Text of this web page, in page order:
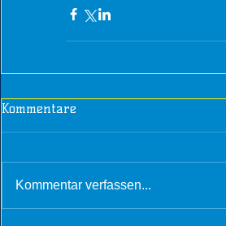
Kommentare
Kommentar verfassen...